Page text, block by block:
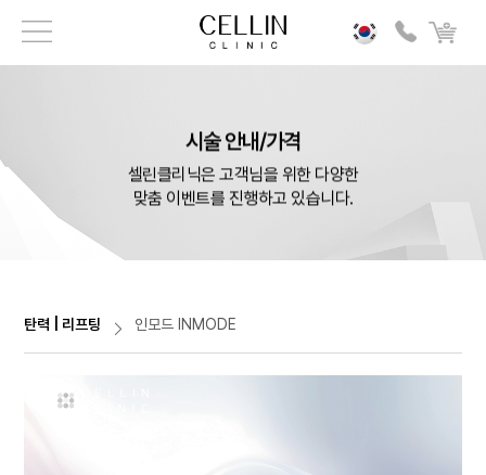
시술 안내/가격
셀린클리닉은 고객님을 위한 다양한
맞춤 이벤트를 진행하고 있습니다.
탄력 | 리프팅 인모드 INMODE